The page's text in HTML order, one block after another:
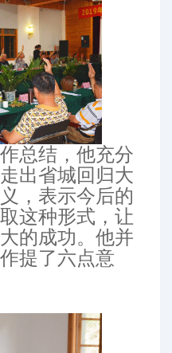
结，他充分
出省城回归大
，表示今后的
这种形式，让
的成功。他并
提了六点意